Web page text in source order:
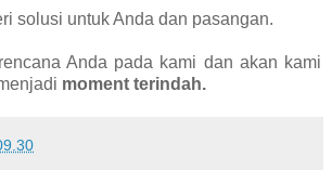
solusi untuk Anda dan pasangan.
Anda pada kami dan akan kami
moment terindah.